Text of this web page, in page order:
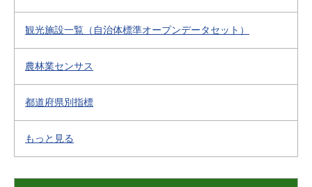
観光施設一覧（自治体標準オープンデータセット）
農林業センサス
都道府県別指標
もっと見る